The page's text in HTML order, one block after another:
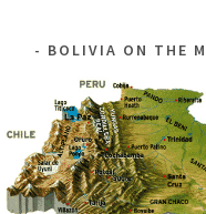
BOLIVIA ON THE